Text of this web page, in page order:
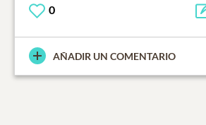
0
AÑADIR UN COMENTARIO